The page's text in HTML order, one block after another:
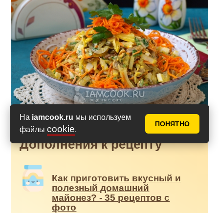
На iamcook.ru мы используем
файлы cookie.
ПОНЯТНО
Дополнения к рецепту
Как приготовить вкусный и
полезный домашний
майонез? - 35 рецептов с
фото